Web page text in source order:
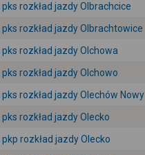
pks rozkład jazdy Olbrachcice
pks rozkład jazdy Olbrachtowice
pks rozkład jazdy Olchowa
pks rozkład jazdy Olchowo
pks rozkład jazdy Olechów Nowy
pks rozkład jazdy Olecko
pkp rozkład jazdy Olecko